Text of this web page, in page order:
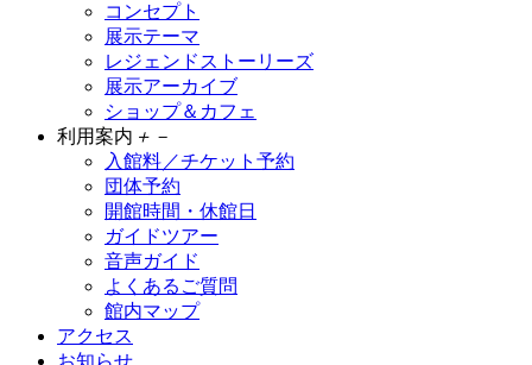
コンセプト
展示テーマ
レジェンドストーリーズ
展示アーカイブ
ショップ＆カフェ
利用案内 ＋ －
入館料／チケット予約
団体予約
開館時間・休館日
ガイドツアー
音声ガイド
よくあるご質問
館内マップ
アクセス